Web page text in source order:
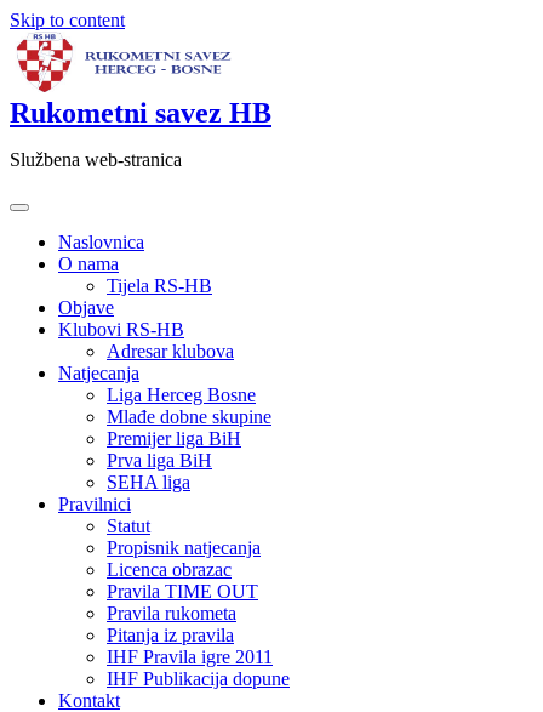
Skip to content
Rukometni savez HB
Službena web-stranica
Naslovnica
O nama
Tijela RS-HB
Objave
Klubovi RS-HB
Adresar klubova
Natjecanja
Liga Herceg Bosne
Mlađe dobne skupine
Premijer liga BiH
Prva liga BiH
SEHA liga
Pravilnici
Statut
Propisnik natjecanja
Licenca obrazac
Pravila TIME OUT
Pravila rukometa
Pitanja iz pravila
IHF Pravila igre 2011
IHF Publikacija dopune
Kontakt